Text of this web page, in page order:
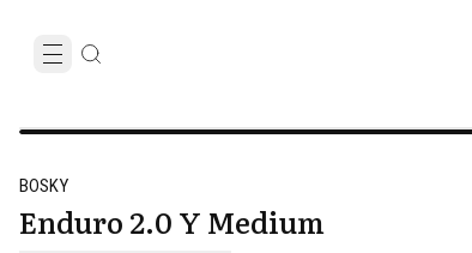
BOSKY
Enduro 2.0 Y Medium